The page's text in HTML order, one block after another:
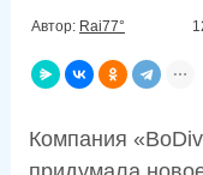
Автор: Rai77°
Компания